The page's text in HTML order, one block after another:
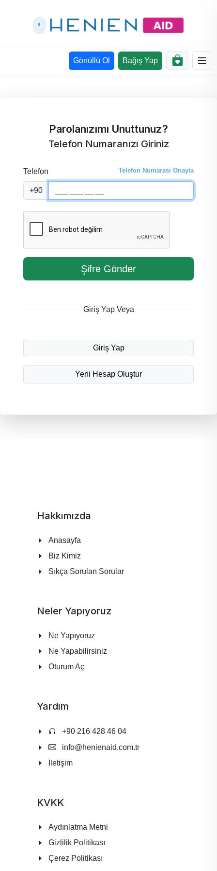
Gönüllü Ol Bağış Yap
Parolanızımı Unuttunuz?
Telefon Numaranızı Giriniz
Telefon Telefon Numarası Onayla
+90
Şifre Gönder
Giriş Yap Veya
Giriş Yap
Yeni Hesap Oluştur
Hakkımızda
Anasayfa
Biz Kimiz
Sıkça Sorulan Sorular
Neler Yapıyoruz
Ne Yapıyoruz
Ne Yapabilirsiniz
Oturum Aç
Yardım
+90 216 428 46 04
info@henienaid.com.tr
İletişim
KVKK
Aydınlatma Metni
Gizlilik Politikası
Çerez Politikası